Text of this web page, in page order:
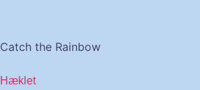
Catch the Rainbow
Hæklet